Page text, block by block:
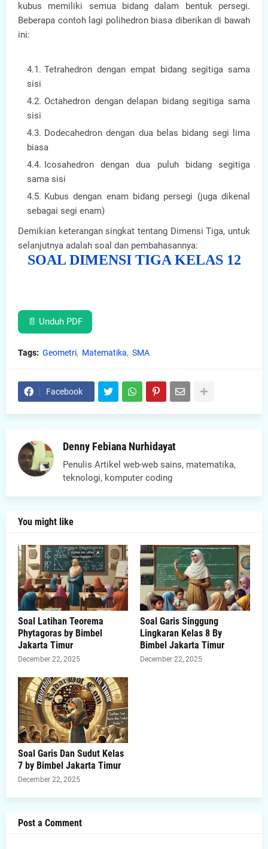
kubus memiliki semua bidang dalam bentuk persegi.
Beberapa contoh lagi polihedron biasa diberikan di bawah
ini:
Tetrahedron dengan empat bidang segitiga sama
sisi
Octahedron dengan delapan bidang segitiga sama
sisi
Dodecahedron dengan dua belas bidang segi lima
biasa
Icosahedron dengan dua puluh bidang segitiga
sama sisi
Kubus dengan enam bidang persegi (juga dikenal
sebagai segi enam)
Demikian keterangan singkat tentang Dimensi Tiga, untuk
selanjutnya adalah soal dan pembahasannya:
SOAL DIMENSI TIGA KELAS 12
📄 Unduh PDF
Tags: Geometri Matematika SMA
Facebook
Denny Febiana Nurhidayat
Penulis Artikel web-web sains, matematika,
teknologi, komputer coding
You might like
Soal Latihan Teorema
Phytagoras by Bimbel
Jakarta Timur
December 22, 2025
Soal Garis Singgung
Lingkaran Kelas 8 By
Bimbel Jakarta Timur
December 22, 2025
Soal Garis Dan Sudut Kelas
7 by Bimbel Jakarta Timur
December 22, 2025
Post a Comment